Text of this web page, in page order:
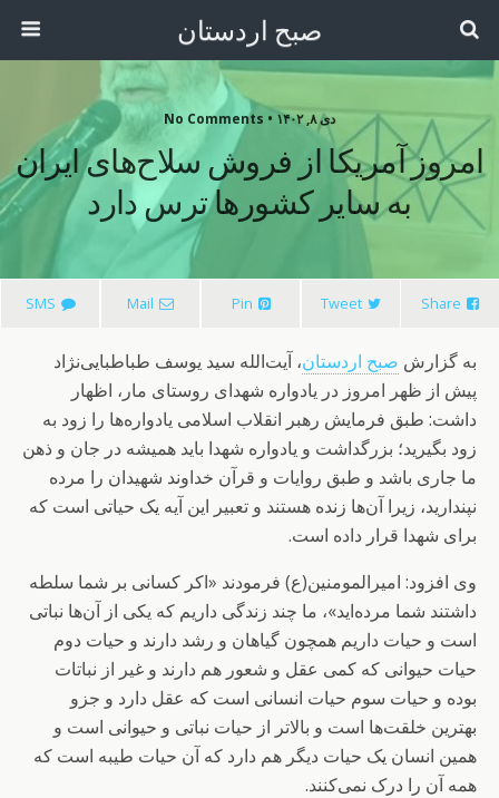
صبح اردستان
دی ۸, ۱۴۰۲ • No Comments
امروز آمریکا از فروش سلاح‌های ایران
به سایر کشورها ترس دارد
Share
Tweet
Pin
Mail
SMS
به گزارش صبح اردستان، آیت‌الله سید یوسف طباطبایی‌نژاد
پیش از ظهر امروز در یادواره شهدای روستای مار، اظهار
داشت: طبق فرمایش رهبر انقلاب اسلامی یادواره‌ها را زود به
زود بگیرید؛ بزرگداشت و یادواره شهدا باید همیشه در جان و ذهن
ما جاری باشد و طبق روایات و قرآن خداوند شهیدان را مرده
نپندارید، زیرا آن‌ها زنده هستند و تعبیر این آیه یک حیاتی است که
برای شهدا قرار داده است.
وی افزود: امیرالمومنین(ع) فرمودند «اکر کسانی بر شما سلطه
داشتند شما مرده‌اید»، ما چند زندگی داریم که یکی از آن‌ها نباتی
است و حیات داریم همچون گیاهان و رشد دارند و حیات دوم
حیات حیوانی که کمی عقل و شعور هم دارند و غیر از نباتات
بوده و حیات سوم حیات انسانی است که عقل دارد و جزو
بهترین خلقت‌ها است و بالاتر از حیات نباتی و حیوانی است و
همین انسان یک حیات دیگر هم دارد که آن حیات طیبه است که
همه آن را درک نمی‌کنند.